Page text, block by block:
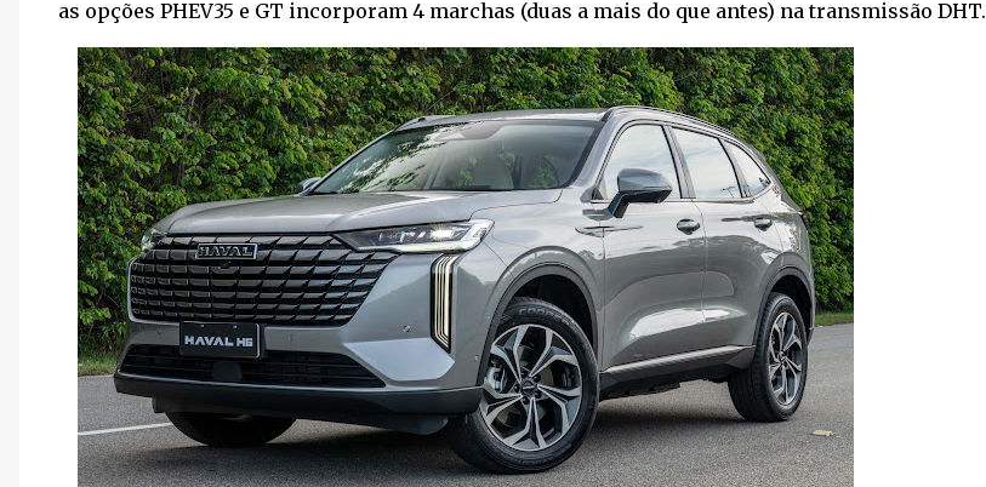
as opções PHEV35 e GT incorporam 4 marchas (duas a mais do que antes) na transmissão DHT.